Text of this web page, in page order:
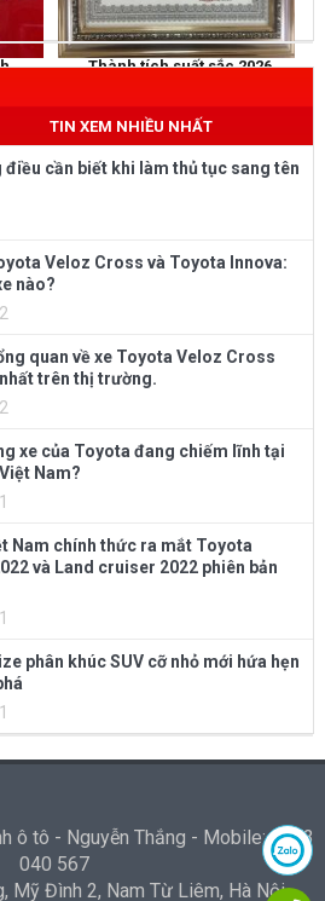
Thành tích suất sắc 2026
TIN XEM NHIỀU NHẤT
cần biết khi làm thủ tục sang tên
Veloz Cross và Toyota Innova:
nào?
quan về xe Toyota Veloz Cross
trên thị trường.
xe của Toyota đang chiếm lĩnh tại
Nam?
Nam chính thức ra mắt Toyota
và Land cruiser 2022 phiên bản
phân khúc SUV cỡ nhỏ mới hứa hẹn
ô tô - Nguyễn Thắng - Mobile: 0973
040 567
Mỹ Đình 2, Nam Từ Liêm, Hà Nội -